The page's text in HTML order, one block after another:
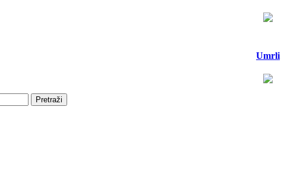
Umrli